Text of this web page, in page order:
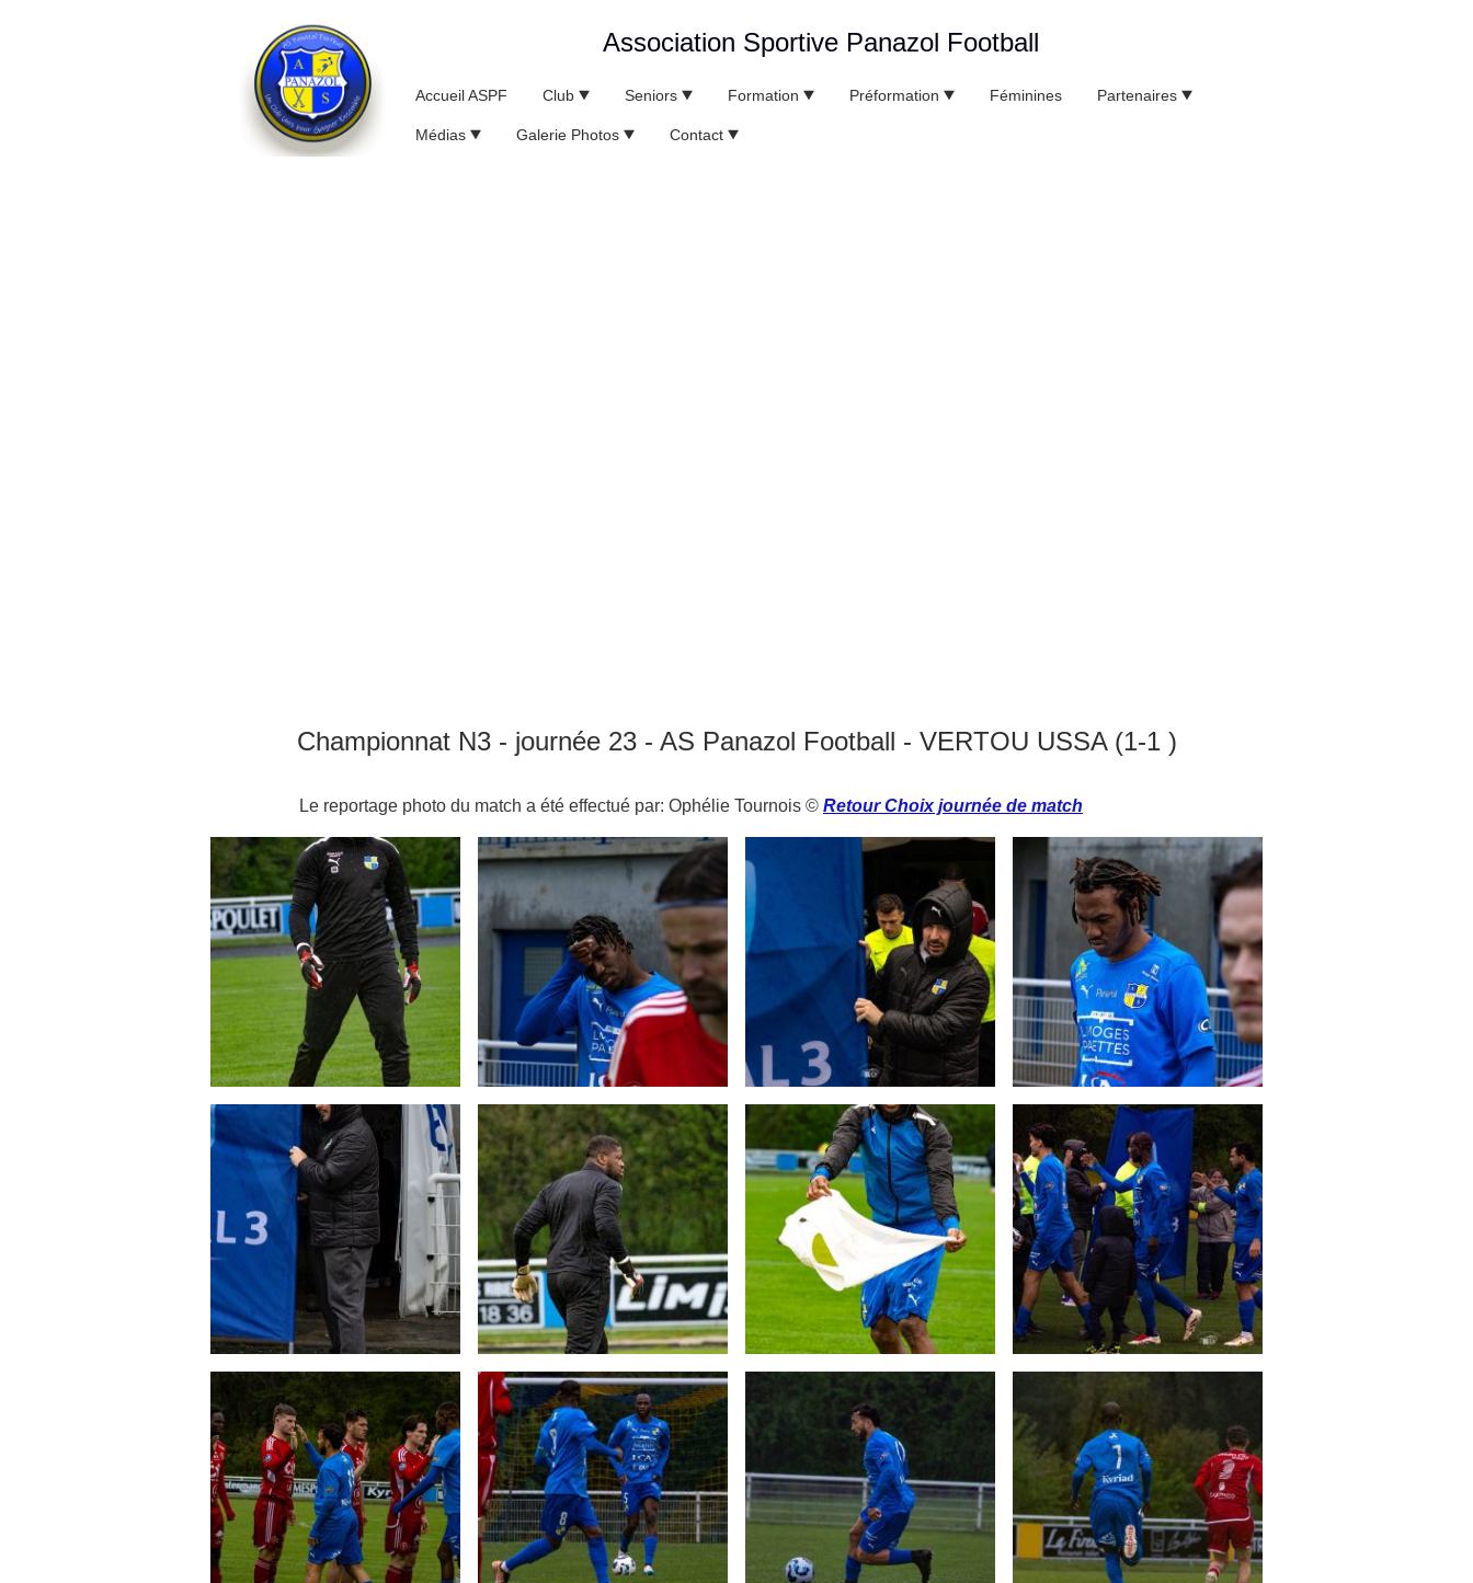
Association Sportive Panazol Football
Accueil ASPF Club Seniors Formation Préformation Féminines Partenaires
Médias Galerie Photos Contact
Championnat N3 - journée 23 - AS Panazol Football - VERTOU USSA (1-1 )
Le reportage photo du match a été effectué par: Ophélie Tournois © Retour Choix journée de match